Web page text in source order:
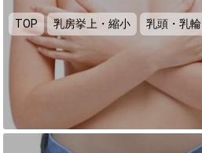
TOP 乳房挙上・縮小 乳頭・乳輪